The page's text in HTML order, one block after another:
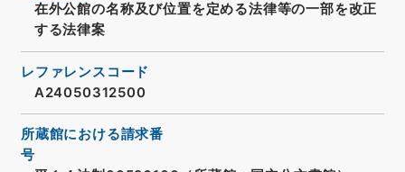
在外公館の名称及び位置を定める法律等の一部を改正
する法律案
レファレンスコード
A24050312500
所蔵館における請求番
号